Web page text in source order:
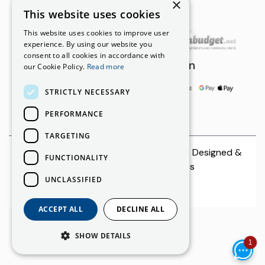
Unsere Partner
Zahlungsmöglichkeiten
© 2026 CreteCars | All rights reserved. Designed &
Netmechanics
1
×
This website uses cookies
This website uses cookies to improve user
experience. By using our website you
consent to all cookies in accordance with
our Cookie Policy. Read more
STRICTLY NECESSARY
PERFORMANCE
TARGETING
FUNCTIONALITY
UNCLASSIFIED
ACCEPT ALL DECLINE ALL
SHOW DETAILS